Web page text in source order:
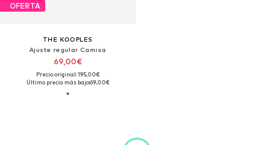
OFERTA
THE KOOPLES
Ajuste regular Camisa
69,00€
Precio original: 195,00€
Último precio más bajo:69,00€